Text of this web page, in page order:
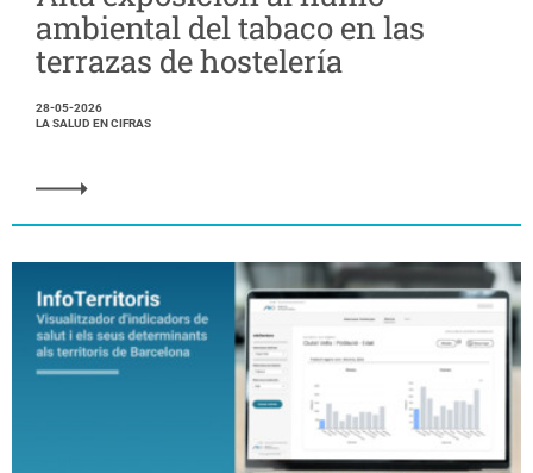
ambiental del tabaco en las
terrazas de hostelería
28-05-2026
LA SALUD EN CIFRAS